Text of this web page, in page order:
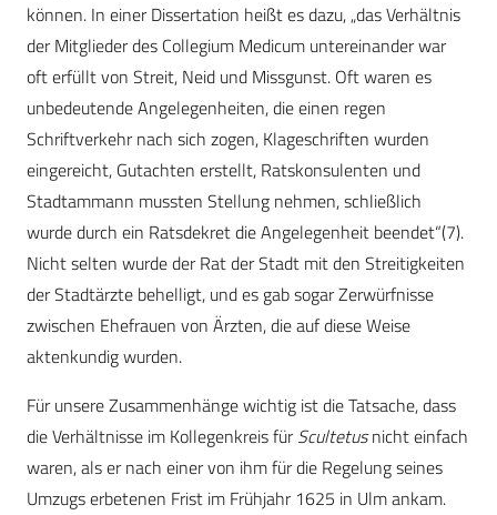
können. In einer Dissertation heißt es dazu, „das Verhältnis
der Mitglieder des Collegium Medicum untereinander war
oft erfüllt von Streit, Neid und Missgunst. Oft waren es
unbedeutende Angelegenheiten, die einen regen
Schriftverkehr nach sich zogen, Klageschriften wurden
eingereicht, Gutachten erstellt, Ratskonsulenten und
Stadtammann mussten Stellung nehmen, schließlich
wurde durch ein Ratsdekret die Angelegenheit beendet“(7).
Nicht selten wurde der Rat der Stadt mit den Streitigkeiten
der Stadtärzte behelligt, und es gab sogar Zerwürfnisse
zwischen Ehefrauen von Ärzten, die auf diese Weise
aktenkundig wurden.
Für unsere Zusammenhänge wichtig ist die Tatsache, dass
die Verhältnisse im Kollegenkreis fürScultetusnicht einfach
waren, als er nach einer von ihm für die Regelung seines
Umzugs erbetenen Frist im Frühjahr 1625 in Ulm ankam.